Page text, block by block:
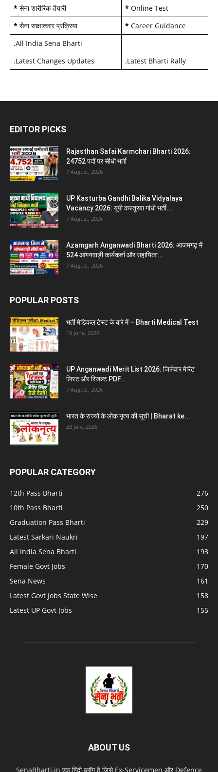
* सेना शारीरिक तैयारी * Online Test
* सेना साक्षात्कार प्रक्रिया * Career Guidance
.All India Sena Bharti
.Latest Changes Updates .Latest Bharti Rally
EDITOR PICKS
Rajasthan Safai Karmchari Bharti 2026:
24752 पदों पर सीधी भर्ती
7 August, 2026
UP Kasturba Gandhi Balika Vidyalaya
Vacancy 2026: यूपी कस्तूरबा गांधी भर्ती...
7 August, 2026
Azamgarh Anganwadi Bharti 2026: आजमगढ़ में
524 आंगनवाड़ी कार्यकर्ता और सहायिका...
7 August, 2026
POPULAR POSTS
भर्ती मेडिकल टेस्ट के बारे में – Bharti Medical Test
19 June, 2026
UP Anganwadi Merit List 2026: जिलेवार मेरिट
लिस्ट और रिजल्ट PDF...
7 August, 2026
भारत के राज्यों के लोक नृत्य की सूची | Bharat ke...
23 July, 2026
POPULAR CATEGORY
12th Pass Bharti
276
10th Pass Bharti
250
Graduation Pass Bharti
229
Latest Sarkari Naukri
197
All India Sena Bharti
193
Female Govt Jobs
170
Sena News
161
Latest Govt Jobs State Wise
158
Latest UP Govt Jobs
155
ABOUT US
SenaBharti.in एक हिंदी ब्लॉग है जिसे Ex‑Servicemen और Defence